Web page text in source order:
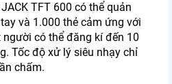
TFT 600 có thể quản
và 1.000 thẻ cảm ứng với
có thể đăng kí đến 10
Tốc độ xử lý siêu nhạy chỉ
chấm.